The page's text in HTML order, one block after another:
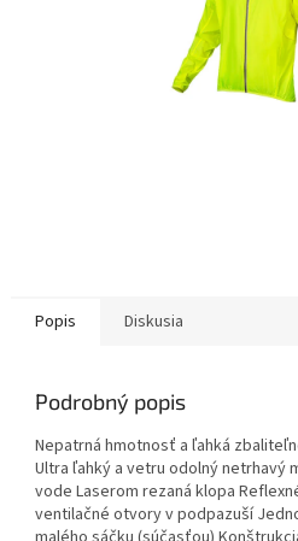
Popis Diskusia
Podrobný popis
Nepatrná hmotnosť a ľahká
Ultra ľahký a vetru odolný netrhavý
vode Laserom rezaná klopa
ventilačné otvory v podpazuší